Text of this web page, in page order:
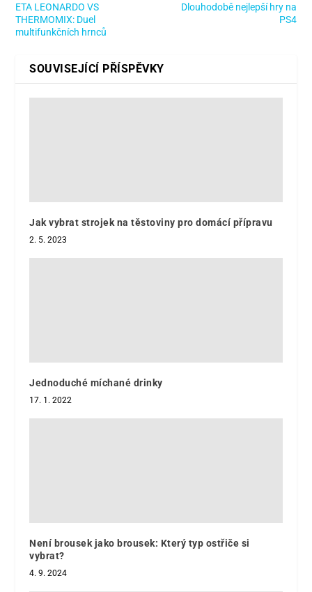
ETA LEONARDO VS
THERMOMIX: Duel
multifunkčních hrnců
Dlouhodobě nejlepší hry na
PS4
SOUVISEJÍCÍ PŘÍSPĚVKY
Jak vybrat strojek na těstoviny pro domácí přípravu
2. 5. 2023
Jednoduché míchané drinky
17. 1. 2022
Není brousek jako brousek: Který typ ostřiče si
vybrat?
4. 9. 2024